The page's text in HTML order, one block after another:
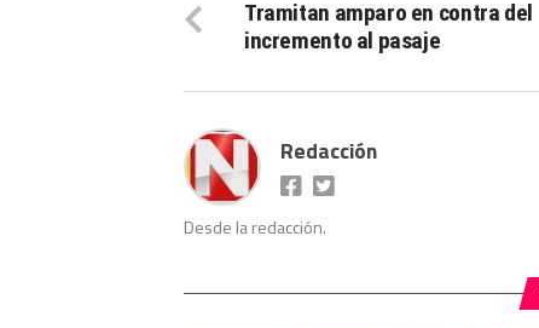
Tramitan amparo en contra del
incremento al pasaje
Redacción
Desde la redacción.